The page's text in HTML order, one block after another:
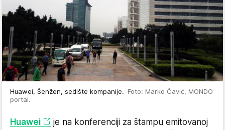
Huawei, Šenžen, sedište kompanije. Foto: Marko Čavić, MONDO
portal.
Huawei
je na konferenciji za štampu emitovanoj